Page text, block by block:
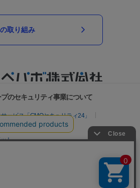
取り組み
のセキュリティ事業について
ービス「GMOセキュリティ24」
トリスク診断
ト
）